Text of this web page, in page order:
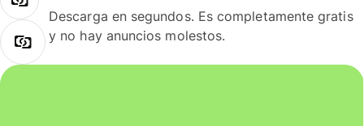
Descarga en segundos. Es completamente gratis
y no hay anuncios molestos.